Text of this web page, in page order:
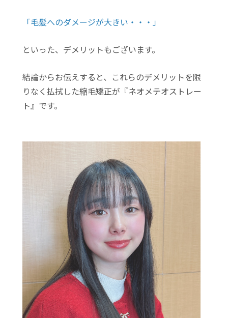
「毛髪へのダメージが大きい・・・」
といった、デメリットもございます。
結論からお伝えすると、これらのデメリットを限
りなく払拭した縮毛矯正が『ネオメテオストレー
ト』です。